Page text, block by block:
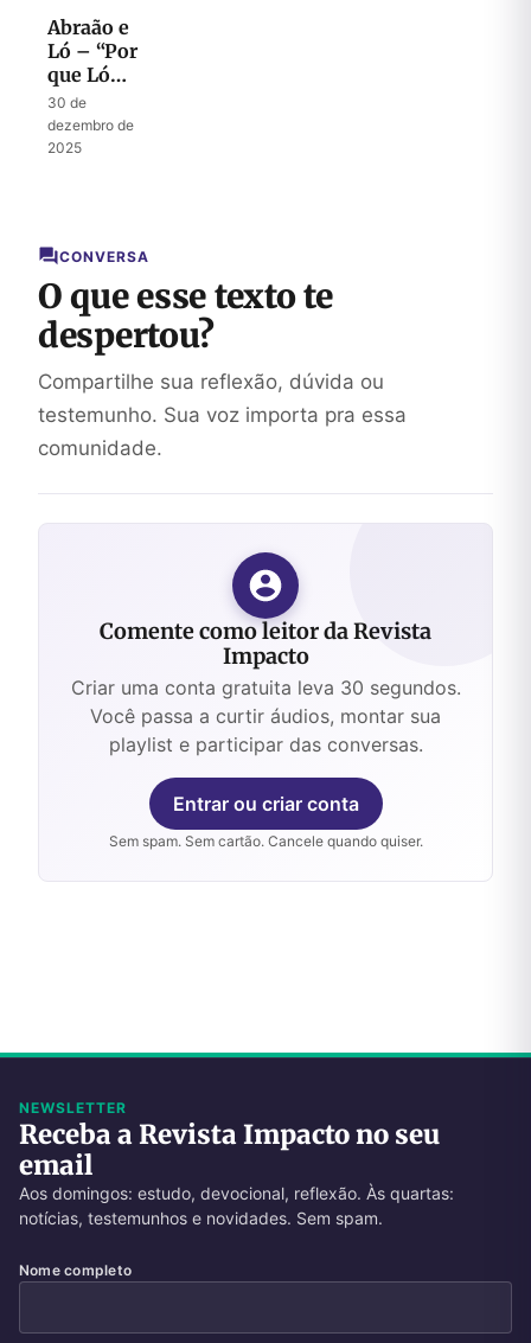
Abraão e
Ló – “Por
que Ló
Demorou?”
30 de
dezembro de
2025
CONVERSA
O que esse texto te
despertou?
Compartilhe sua reflexão, dúvida ou
testemunho. Sua voz importa pra essa
comunidade.
Comente como leitor da Revista
Impacto
Criar uma conta gratuita leva 30 segundos.
Você passa a curtir áudios, montar sua
playlist e participar das conversas.
Entrar ou criar conta
Sem spam. Sem cartão. Cancele quando quiser.
NEWSLETTER
Receba a Revista Impacto no seu
email
Aos domingos: estudo, devocional, reflexão. Às quartas:
notícias, testemunhos e novidades. Sem spam.
Nome completo